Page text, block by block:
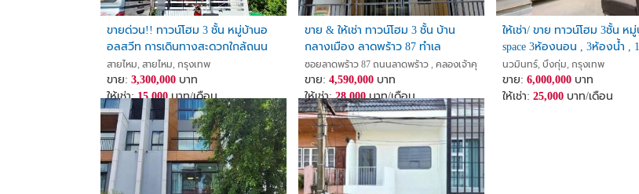
ขายด่วน!! ทาวน์โฮม 3 ชั้น หมู่บ้านอ
อลสวีท การเดินทางสะดวกใกล้ถนน
หลายเส้นทาง สามารถซื้อเอาไปลงทุน
เพื่อปล่อยเช่า หรือ ทำเป็นโฮมออฟฟิต
ได้
สายไหม, สายไหม, กรุงเทพ
ขาย: 3,300,000บาท
ให้เช่า:15,000บาท/เดือน
ขาย & ให้เช่า ทาวน์โฮม 3 ชั้น บ้าน
กลางเมือง ลาดพร้าว 87 ทำเล
ศักยภาพ ใกล้ CDC เลียบด่วน
รามอินทรา
ซอยลาดพร้าว 87 ถนนลาดพร้าว , คลองเจ้าคุณสิงห์ , วังทองหลาง, กรุงเทพ
ขาย:4,590,000 บาท
ให้เช่า:28,000บาท/เดือน
ให้เช่า/ ขาย ทาวน์โฮม 3ชั้น หมู่
space 3ห้องนอน , 3ห้องน้ำ ,
เล่น , 1ห้องครัว ใกล้เกษตร-น
นวมินทร์, บึงกุ่ม, กรุงเทพ
ขาย:6,000,000 บาท
ให้เช่า:25,000 บาท/เดือน